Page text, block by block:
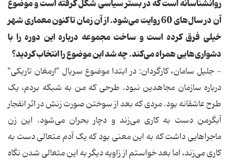
روانشناسانه است که در بستر سیاسی شکل گرفته است و موضوع
آن در سال‌های 60 روایت می‌شود. از آن زمان تاکنون معماری شهر
خیلی فرق کرده است و ساخت مجموعه درباره این دوره را با
دشواری‌هایی همراه می‌کند. چه شد این موضوع را انتخاب کردید؟
- جلیل سامان، کارگردان: در ابتدا موضوع سریال "ارمغان تاریکی"
درباره سازمان مجاهدین نبود. طرحی که من به شبکه بردم، یک
طرح عاشقانه بود. مردی که بعد از سوختن صورت زنش در اثر انفجار
آبگرمن دست به کاری می‌زند و دچار بحران می‌شود. این زن
ماجراهایی داشت که به این معنی بود که یک آدم متعالی دست به
کاری می‌زند، اما بعد خواستم از زاویه دیگر به این متعالی شدن نگاه